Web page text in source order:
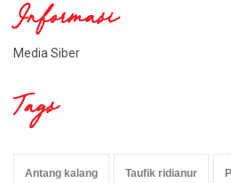
Informasi
Media Siber
Tags
Antang kalang Taufik ridianur